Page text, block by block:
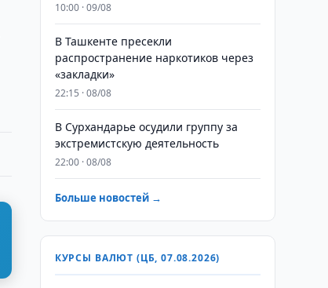
10:00 · 09/08
В Ташкенте пресекли
распространение наркотиков через
«закладки»
22:15 · 08/08
В Сурхандарье осудили группу за
экстремистскую деятельность
22:00 · 08/08
Больше новостей →
КУРСЫ ВАЛЮТ (ЦБ, 07.08.2026)